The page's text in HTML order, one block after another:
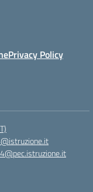
Privacy Policy